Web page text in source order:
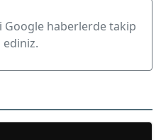
Google haberlerde takip
ediniz.